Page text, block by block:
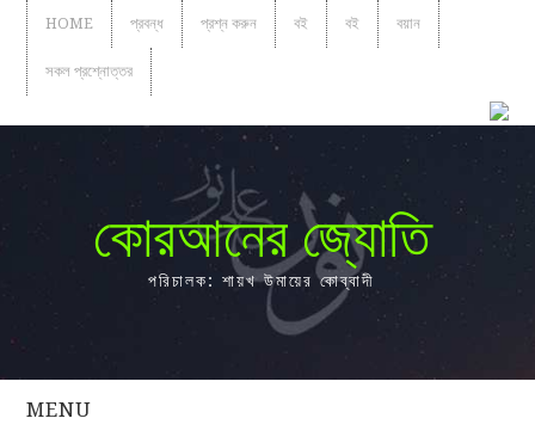
HOME প্রবন্ধ প্রশ্ন করুন বই বই বয়ান
সকল প্রশ্নোত্তর
কোরআনের জ্যোতি
পরিচালক: শায়খ উমায়ের কোব্বাদী
MENU
সকল